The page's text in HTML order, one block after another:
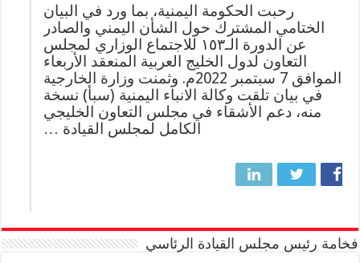
رحبت الحكومة اليمنية، بما ورد في البيان
الختامي المشترك حول الشأن اليمني والصادر
عن الدورة الـ١٥٣ للاجتماع الوزاري لمجلس
التعاون لدول الخليج العربية المنعقد الأربعاء
الموافق 7 سبتمبر 2022م. وثمنت وزارة الخارجية
في بيان تلقت وكالة الانباء اليمنية (سبأ) نسخة
منه، دعم الأشقاء في مجلس التعاون الخليجي
الكامل لمجلس القيادة …
فخامة رئيس مجلس القيادة الرئاسي